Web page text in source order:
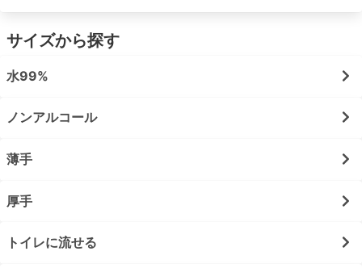
サイズから探す
水99%
ノンアルコール
薄手
厚手
トイレに流せる